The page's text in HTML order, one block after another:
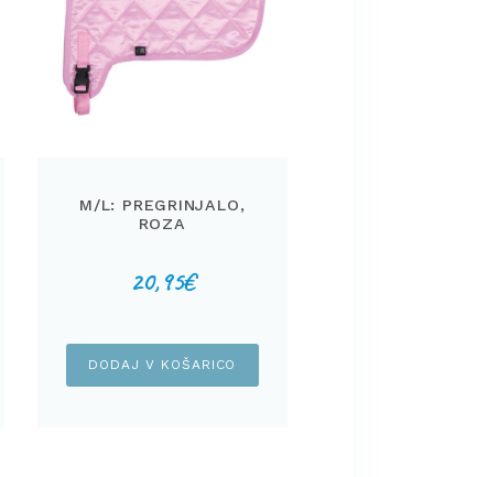
M/L: PREGRINJALO,
ROZA
20,95€
DODAJ V KOŠARICO